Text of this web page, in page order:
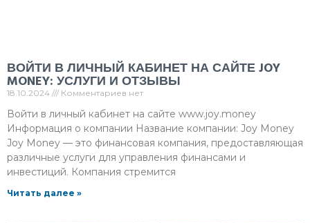
ВОЙТИ В ЛИЧНЫЙ КАБИНЕТ НА САЙТЕ JOY
MONEY: УСЛУГИ И ОТЗЫВЫ
18.10.2024 Комментариев нет
Войти в личный кабинет на сайте www.joy.money
Информация о компании Название компании: Joy Money
Joy Money — это финансовая компания, предоставляющая
различные услуги для управления финансами и
инвестиций. Компания стремится
Читать далее »